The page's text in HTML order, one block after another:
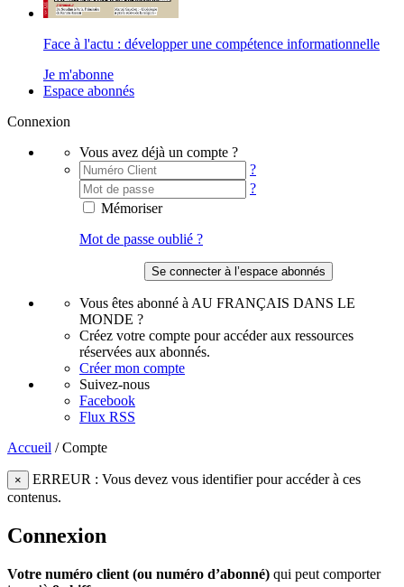
Face à l'actu : développer une compétence informationnelle
Je m'abonne
Espace abonnés
Connexion
Vous avez déjà un compte ?
?
?
Mémoriser
Mot de passe oublié ?
Vous êtes abonné à AU FRANÇAIS DANS LE
MONDE ?
Créez votre compte pour accéder aux ressources
réservées aux abonnés.
Créer mon compte
Suivez-nous
Facebook
Flux RSS
Accueil /Compte
×
ERREUR : Vous devez vous identifier pour accéder à ces
contenus.
Connexion
Votre numéro client (ou numéro d’abonné) qui peut comporter